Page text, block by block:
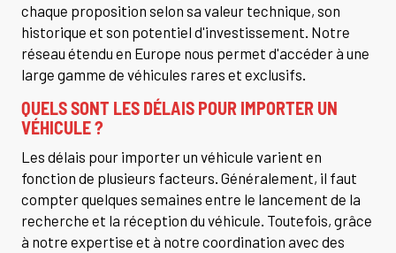
chaque proposition selon sa valeur technique, son
historique et son potentiel d'investissement. Notre
réseau étendu en Europe nous permet d'accéder à une
large gamme de véhicules rares et exclusifs.
QUELS SONT LES DÉLAIS POUR IMPORTER UN
VÉHICULE ?
Les délais pour importer un véhicule varient en
fonction de plusieurs facteurs. Généralement, il faut
compter quelques semaines entre le lancement de la
recherche et la réception du véhicule. Toutefois, grâce
à notre expertise et à notre coordination avec des